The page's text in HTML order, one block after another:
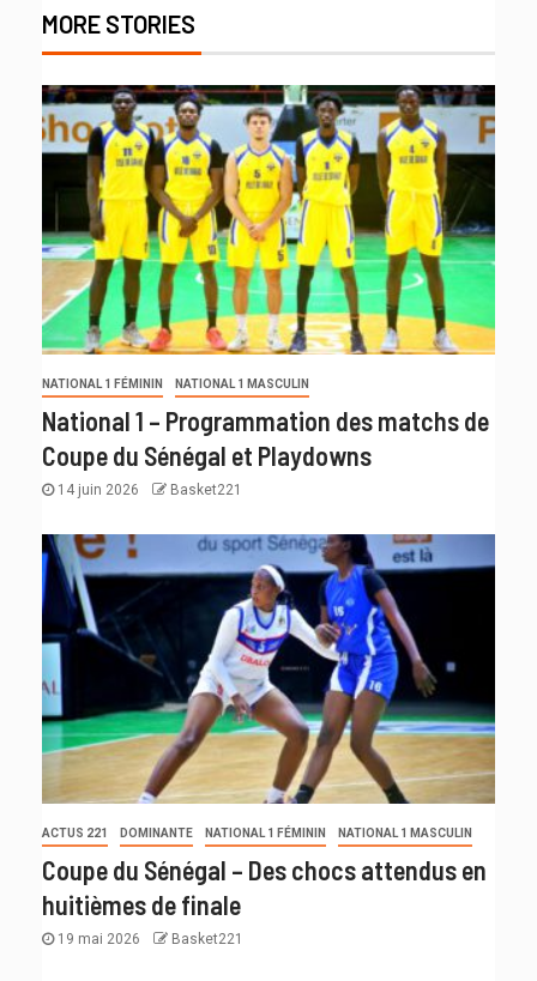
MORE STORIES
NATIONAL 1 FÉMININ NATIONAL 1 MASCULIN
National 1 – Programmation des matchs de
Coupe du Sénégal et Playdowns
14 juin 2026 Basket221
ACTUS 221 DOMINANTE NATIONAL 1 FÉMININ NATIONAL 1 MASCULIN
Coupe du Sénégal – Des chocs attendus en
huitièmes de finale
19 mai 2026 Basket221